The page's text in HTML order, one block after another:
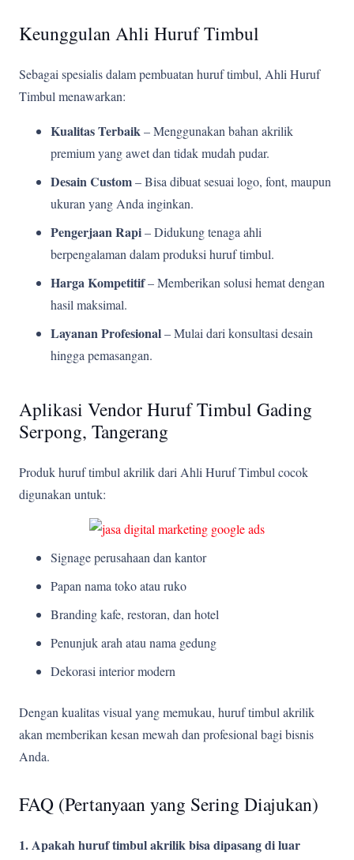
Keunggulan Ahli Huruf Timbul
Sebagai spesialis dalam pembuatan huruf timbul, Ahli Huruf
Timbul menawarkan:
Kualitas Terbaik– Menggunakan bahan akrilik
premium yang awet dan tidak mudah pudar.
Desain Custom– Bisa dibuat sesuai logo, font, maupun
ukuran yang Anda inginkan.
Pengerjaan Rapi– Didukung tenaga ahli
berpengalaman dalam produksi huruf timbul.
Harga Kompetitif– Memberikan solusi hemat dengan
hasil maksimal.
Layanan Profesional– Mulai dari konsultasi desain
hingga pemasangan.
Aplikasi Vendor Huruf Timbul Gading
Serpong, Tangerang
Produk huruf timbul akrilik dari Ahli Huruf Timbul cocok
digunakan untuk:
Signage perusahaan dan kantor
Papan nama toko atau ruko
Branding kafe, restoran, dan hotel
Penunjuk arah atau nama gedung
Dekorasi interior modern
Dengan kualitas visual yang memukau, huruf timbul akrilik
akan memberikan kesan mewah dan profesional bagi bisnis
Anda.
FAQ (Pertanyaan yang Sering Diajukan)
1. Apakah huruf timbul akrilik bisa dipasang di luar